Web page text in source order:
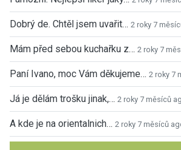
Dobrý de. Chtěl jsem uvařit… 2 roky 7
Mám před sebou kuchařku z… 2 roky 7
Paní Ivano, moc Vám děkujeme… 2 roky 7
Já je dělám trošku jinak,… 2 roky 7 měsíců
A kde je na orientalnich… 2 roky 7 měsíců